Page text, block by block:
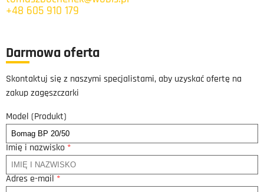
+48 605 910 179
Darmowa oferta
Skontaktuj się z naszymi specjalistami, aby uzyskać ofertę na
zakup zagęszczarki
Model (Produkt)
Imię i nazwisko *
Adres e-mail *